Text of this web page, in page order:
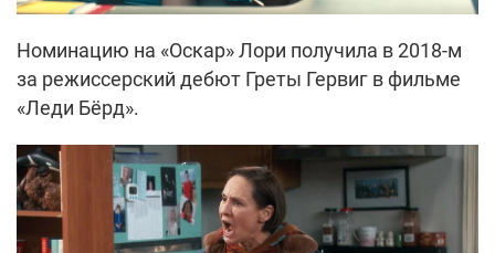
Номинацию на «Оскар» Лори получила в 2018-м
за режиссерский дебют Греты Гервиг в фильме
«Леди Бёрд».